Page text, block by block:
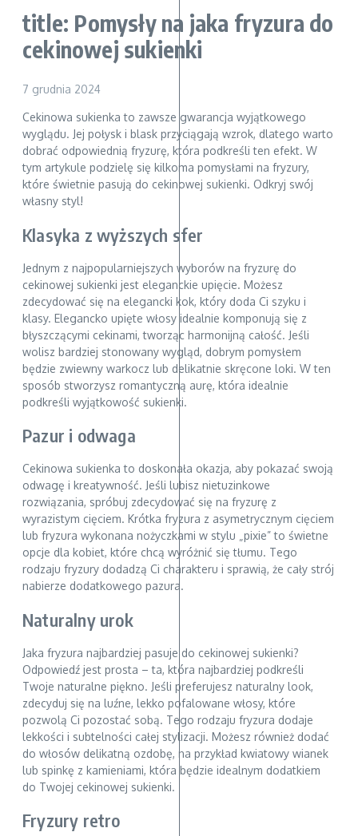
title: Pomysły na jaka fryzura do
cekinowej sukienki
7 grudnia 2024
Cekinowa sukienka to zawsze gwarancja wyjątkowego
wyglądu. Jej połysk i blask przyciągają wzrok, dlatego warto
dobrać odpowiednią fryzurę, która podkreśli ten efekt. W
tym artykule podzielę się kilkoma pomysłami na fryzury,
które świetnie pasują do cekinowej sukienki. Odkryj swój
własny styl!
Klasyka z wyższych sfer
Jednym z najpopularniejszych wyborów na fryzurę do
cekinowej sukienki jest eleganckie upięcie. Możesz
zdecydować się na elegancki kok, który doda Ci szyku i
klasy. Elegancko upięte włosy idealnie komponują się z
błyszczącymi cekinami, tworząc harmonijną całość. Jeśli
wolisz bardziej stonowany wygląd, dobrym pomysłem
będzie zwiewny warkocz lub delikatnie skręcone loki. W ten
sposób stworzysz romantyczną aurę, która idealnie
podkreśli wyjątkowość sukienki.
Pazur i odwaga
Cekinowa sukienka to doskonała okazja, aby pokazać swoją
odwagę i kreatywność. Jeśli lubisz nietuzinkowe
rozwiązania, spróbuj zdecydować się na fryzurę z
wyrazistym cięciem. Krótka fryzura z asymetrycznym cięciem
lub fryzura wykonana nożyczkami w stylu „pixie” to świetne
opcje dla kobiet, które chcą wyróżnić się tłumu. Tego
rodzaju fryzury dodadzą Ci charakteru i sprawią, że cały strój
nabierze dodatkowego pazura.
Naturalny urok
Jaka fryzura najbardziej pasuje do cekinowej sukienki?
Odpowiedź jest prosta – ta, która najbardziej podkreśli
Twoje naturalne piękno. Jeśli preferujesz naturalny look,
zdecyduj się na luźne, lekko pofalowane włosy, które
pozwolą Ci pozostać sobą. Tego rodzaju fryzura dodaje
lekkości i subtelności całej stylizacji. Możesz również dodać
do włosów delikatną ozdobę, na przykład kwiatowy wianek
lub spinkę z kamieniami, która będzie idealnym dodatkiem
do Twojej cekinowej sukienki.
Fryzury retro